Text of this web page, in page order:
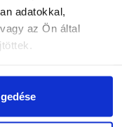
adatokkal,
az Ön által
juthat